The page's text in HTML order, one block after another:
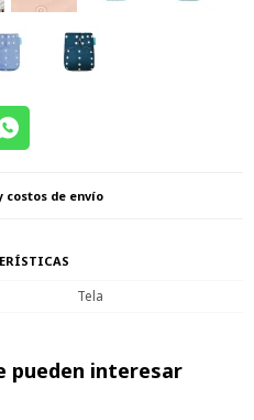
costos de envío
Tela
pueden interesar